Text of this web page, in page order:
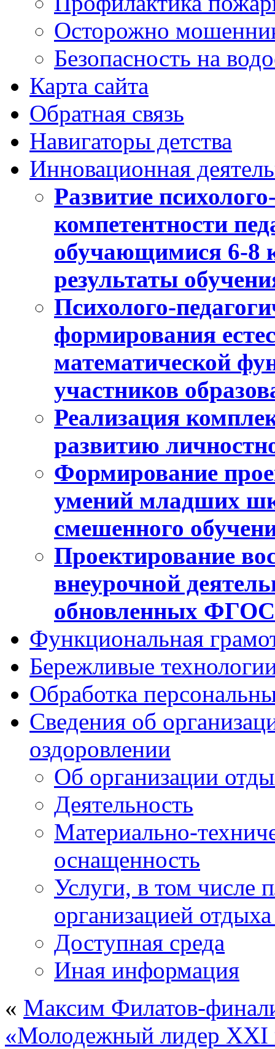
Осторожно
Безопасность на
Карта сайта
Обратная связь
Навигаторы детства
Инновационная
Развитие
компетентности
обучающимися 6-8
результаты
Психолого-
формирования
математической
участников
Реализация
развитию
Формирование
умений младших
смешенного
Проектирование
внеурочной
обновленных
Функциональная
Бережливые
Обработка
Сведения об
оздоровлении
Об организации
Деятельность
Материально-
оснащенность
Услуги, в том числе
организацией
Доступная среда
Иная информация
« Максим Филатов-
«Молодежный лидер XXI